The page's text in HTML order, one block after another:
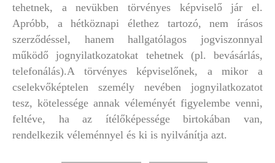
tehetnek, a nevükben törvényes képviselő jár el.
Apróbb, a hétköznapi élethez tartozó, nem írásos
szerződéssel, hanem hallgatólagos jogviszonnyal
működő jognyilatkozatokat tehetnek (pl. bevásárlás,
telefonálás).A törvényes képviselőnek, a mikor a
cselekvőképtelen személy nevében jognyilatkozatot
tesz, kötelessége annak véleményét figyelembe venni,
feltéve, ha az ítélőképessége birtokában van,
rendelkezik véleménnyel és ki is nyilvánítja azt.